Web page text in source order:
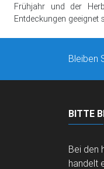
Frühjahr und der
Entdeckungen geeignet
Bleiben
BITTE
Bei den
handelt